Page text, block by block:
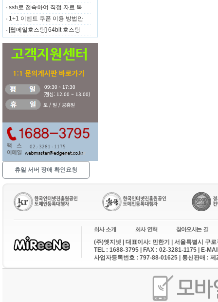
ssh로 접속하여 직접 자료 복
1+1 이벤트 쿠폰 이용 방법안
[웹메일호스팅] 64bit 호스팅
휴일 서버 장애 확인요청
(주)엣지넷 | 대표이사: 민한기 | 서울특별시 구
TEL : 1688-3795 | FAX : 02-3281-1175 | E-
사업자등록번호 : 797-88-01625 | 통신판매 :